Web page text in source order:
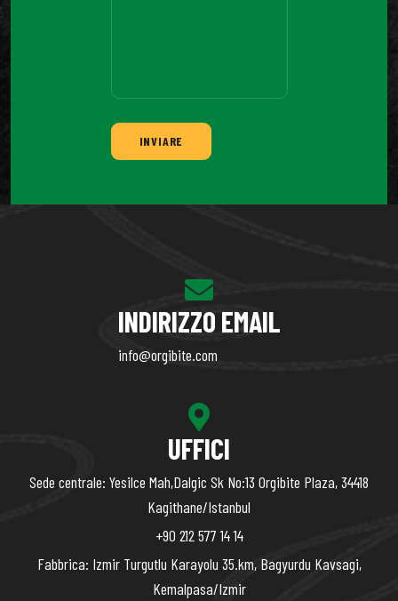
INVIARE
INDIRIZZO EMAIL
info@orgibite.com
UFFICI
Sede centrale: Yesilce Mah,Dalgic Sk No:13 Orgibite Plaza, 34418
Kagithane/Istanbul
+90 212 577 14 14
Fabbrica: Izmir Turgutlu Karayolu 35.km, Bagyurdu Kavsagi,
Kemalpasa/Izmir